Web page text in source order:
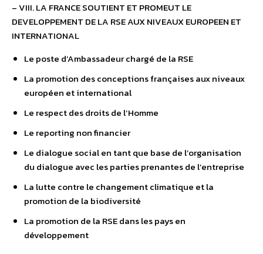
– VIII. LA FRANCE SOUTIENT ET PROMEUT LE
DEVELOPPEMENT DE LA RSE AUX NIVEAUX EUROPEEN ET
INTERNATIONAL
Le poste d’Ambassadeur chargé de la RSE
La promotion des conceptions françaises aux niveaux
européen et international
Le respect des droits de l’Homme
Le reporting non financier
Le dialogue social en tant que base de l’organisation
du dialogue avec les parties prenantes de l’entreprise
La lutte contre le changement climatique et la
promotion de la biodiversité
La promotion de la RSE dans les pays en
développement